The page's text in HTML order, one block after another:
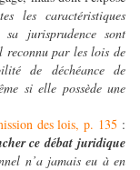
les caractéristiques
jurisprudence sont
reconnu par les lois de
de déchéance de
si elle possède une
des lois, p. 135 :
ce débat juridique
n’a jamais eu à en